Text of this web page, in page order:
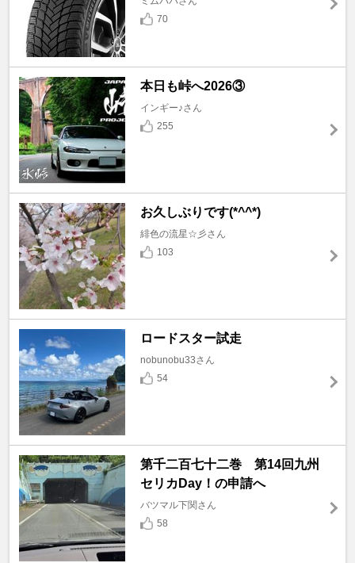
70
本日も峠へ2026③
インギー♪さん
255
お久しぶりです(*^^*)
緋色の流星☆彡さん
103
ロードスター試走
nobunobu33さん
54
第千二百七十二巻 第14回九州
セリカDay！の申請へ
バツマル下関さん
58